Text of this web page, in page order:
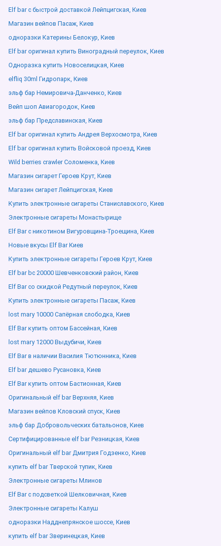
Elf bar с быстрой доставкой Лейпцигская, Киев
Магазин вейпов Пасаж, Киев
одноразки Катерины Белокур, Киев
Elf bar оригинал купить Виноградный переулок, Киев
Одноразка купить Новоселицкая, Киев
elfliq 30ml Гидропарк, Киев
эльф бар Немировича-Данченко, Киев
Вейп шоп Авиагородок, Киев
эльф бар Предславинская, Киев
Elf bar оригинал купить Андрея Верхосмотра, Киев
Elf bar оригинал купить Войсковой проезд, Киев
Wild berries crawler Соломенка, Киев
Магазин сигарет Героев Крут, Киев
Магазин сигарет Лейпцигская, Киев
Купить электронные сигареты Станиславского, Киев
Электронные сигареты Монастырище
Elf Bar с никотином Вигуровщина-Троещина, Киев
Новые вкусы Elf Bar Киев
Купить электронные сигареты Героев Крут, Киев
Elf bar bc 20000 Шевченковский район, Киев
Elf Bar со скидкой Редутный переулок, Киев
Купить электронные сигареты Пасаж, Киев
lost mary 10000 Сапёрная слободка, Киев
Elf Bar купить оптом Бассейная, Киев
lost mary 12000 Выдубичи, Киев
Elf Bar в наличии Василия Тютюнника, Киев
Elf bar дешево Русановка, Киев
Elf Bar купить оптом Бастионная, Киев
Оригинальный elf bar Верхняя, Киев
Магазин вейпов Кловский спуск, Киев
эльф бар Добровольческих батальонов, Киев
Сертифицированные elf bar Резницкая, Киев
Оригинальный elf bar Дмитрия Годзенко, Киев
купить elf bar Тверской тупик, Киев
Электронные сигареты Млинов
Elf Bar с подсветкой Шелковичная, Киев
Электронные сигареты Калуш
одноразки Надднепрянское шоссе, Киев
купить elf bar Зверинецкая, Киев